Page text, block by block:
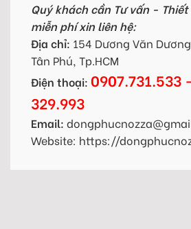
Quý khách cần Tư vấn -
miễn phí xin liên hệ:
Địa chỉ: 154 Dương Văn
Tân Phú, Tp.HCM
Điện thoại: 0907.731.533
329.993
Email:
Website: https://